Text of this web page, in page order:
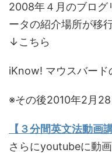
2008年４月のブログ
ータの紹介場所が移
↓こちら
iKnow! マウスバード
※その後2010年2月
【３分間英文法動画
さらにyoutubeに動